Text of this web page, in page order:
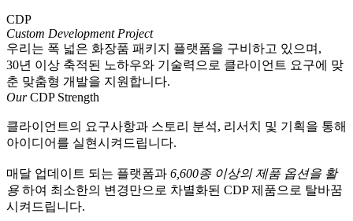
CDP
Custom Development Project
우리는 폭 넓은 화장품 패키지 플랫폼을 구비하고 있으며,
30년 이상 축적된 노하우와 기술력으로 클라이언트 요구에 맞
춘 맞춤형 개발을 지원합니다.
OurCDP Strength
클라이언트의 요구사항과 스토리 분석, 리서치 및 기획을 통해
아이디어를 실현시켜드립니다.
매달 업데이트 되는 플랫폼과 6,600종 이상의 제품 옵션을 활
용 하여 최소한의 변경만으로 차별화된 CDP 제품으로 탈바꿈
시켜드립니다.